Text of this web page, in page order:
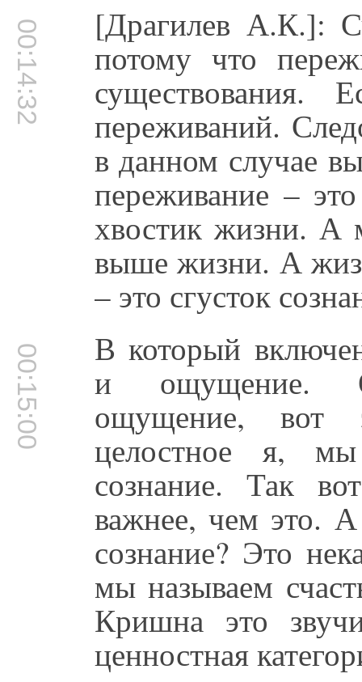
00:14:32 [Драгилев А.К.]:
потому что
переживаний.
в данном случае
переживание –
хвостик жизни. А
выше жизни. А
– это сгусток
00:15:00 В который
и ощущение.
ощущение, вот
целостное я,
сознание. Так
важнее, чем это.
сознание? Это
мы называем
Кришна это
ценностная